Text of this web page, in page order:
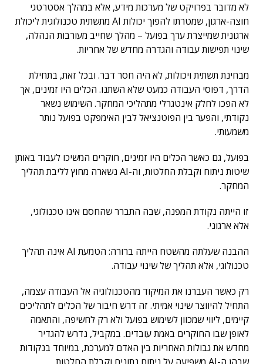
לא מדובר בפרויקט של מערכות מידע, אלא במהלך אסטרטגי
חוצה-ארגון, שמטרתו להפוך יכולות AI מתשתית טכנולוגית ליכולת
ארגונית שמייצרת ערך בפועל – מהלך שחייב מעורבות הנהלה,
שינוי תפישות עבודה והגדרה מחדש של אחריות.
מבחינת תשתית ויכולות, לא היה חסר דבר. ובכל זאת, בתחילת
הדרך, דפוסי העבודה כמעט שלא השתנו. הכלים היו זמינים, אך
לא הפכו לחלק אינטגרלי מתהליכי המחקר. השימוש נשאר
נקודתי, והפער בין הפוטנציאל לבין האימפקט בפועל נותר
משמעותי.
בפועל, גם כאשר הכלים היו זמינים, חוקרים המשיכו לעבוד באותן
שיטות ניתוח וקבלת החלטות, וה-AI נשארה מחוץ לליבת תהליך
המחקר.
זו הייתה נקודת המפנה, שבה התברר שהחסם אינו טכנולוגי,
אלא ארגוני.
ההבנה שעלתה מהשטח הייתה ברורה: הטמעת AI אינה תהליך
טכנולוגי, אלא תהליך של שינוי עבודה.
רק כאשר העברנו את המיקוד מהטכנולוגיה אל העבודה עצמה,
התחיל להיווצר שינוי אמיתי. זה דרש חיבור של הכלים לתהליכים
קיימים, ליווי שמכוון לשימוש בפועל ולא רק לחשיפה, והתאמה
לאופן שבו החוקרים באמת עובדים. במקביל, נדרש להגדיר
מחדש את גבולות האחריות בין האדם למערכת, במיוחד בנקודות